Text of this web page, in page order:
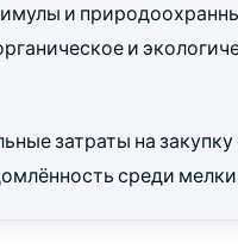
и
и
затраты на
среди